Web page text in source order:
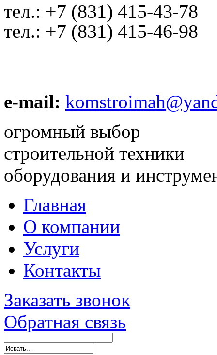
тел.: +7 (831) 415-43-78
тел.: +7 (831) 415-46-98
e-mail:
огромный выбор
строительной техники
оборудования и
Главная
О компании
Услуги
Контакты
Заказать звонок
Обратная связь